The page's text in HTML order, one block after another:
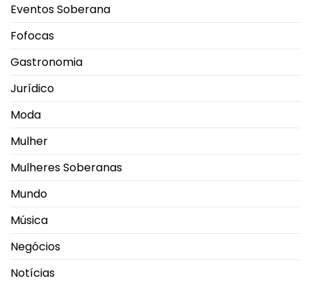
Eventos Soberana
Fofocas
Gastronomia
Jurídico
Moda
Mulher
Mulheres Soberanas
Mundo
Música
Negócios
Notícias